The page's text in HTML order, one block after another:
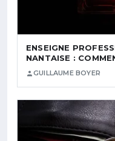
ENSEIGNE
NANTAISE :
GUILLAUME BOYER